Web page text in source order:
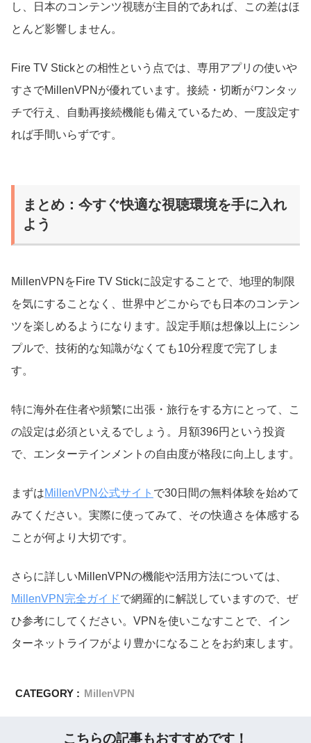
し、日本のコンテンツ視聴が主目的であれば、この差はほ
とんど影響しません。
Fire TV Stickとの相性という点では、専用アプリの使いや
すさでMillenVPNが優れています。接続・切断がワンタッ
チで行え、自動再接続機能も備えているため、一度設定す
れば手間いらずです。
まとめ：今すぐ快適な視聴環境を手に入れ
よう
MillenVPNをFire TV Stickに設定することで、地理的制限
を気にすることなく、世界中どこからでも日本のコンテン
ツを楽しめるようになります。設定手順は想像以上にシン
プルで、技術的な知識がなくても10分程度で完了しま
す。
特に海外在住者や頻繁に出張・旅行をする方にとって、こ
の設定は必須といえるでしょう。月額396円という投資
で、エンターテインメントの自由度が格段に向上します。
まずはMillenVPN公式サイト で30日間の無料体験を始めて
みてください。実際に使ってみて、その快適さを体感する
ことが何より大切です。
さらに詳しいMillenVPNの機能や活用方法については、
MillenVPN完全ガイドで網羅的に解説していますので、ぜ
ひ参考にしてください。VPNを使いこなすことで、イン
ターネットライフがより豊かになることをお約束します。
CATEGORY : MillenVPN
こちらの記事もおすすめです！